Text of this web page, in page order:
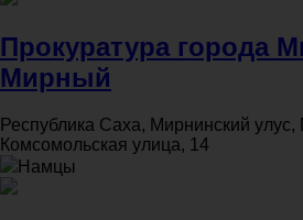
Прокуратура города
Мирный
Республика Саха, Мирнинский
Комсомольская улица, 14
Намцы